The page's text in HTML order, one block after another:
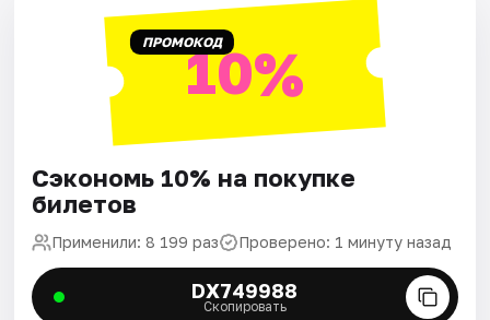
ПРОМОКОД10%
Сэкономь 10% на покупке
билетов
Применили: 8 199 раз Проверено: 1 минуту назад
DX749988
Скопировать